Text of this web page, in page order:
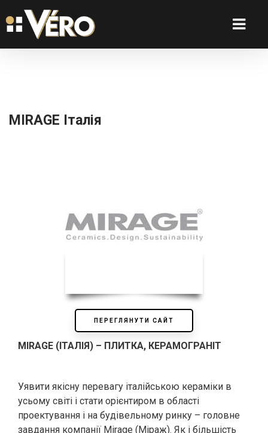
MIRAGE Італія
ПЕРЕГЛЯНУТИ САЙТ
MIRAGE (ІТАЛІЯ) – ПЛИТКА, КЕРАМОГРАНІТ
Уявити якісну перевагу італійською кераміки в
усьому світі і стати орієнтиром в області
проектування і на будівельному ринку – головне
завдання компанії Mirage (Міраж). Як і більшість